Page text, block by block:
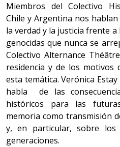
Miembros del Colectivo
Chile y Argentina nos
la verdad y la justicia frente
genocidas que nunca se
Colectivo Alternance
residencia y de los
esta temática. Verónica
habla de las
históricos para las
memoria como transmisión
y, en particular, sobre los
generaciones.